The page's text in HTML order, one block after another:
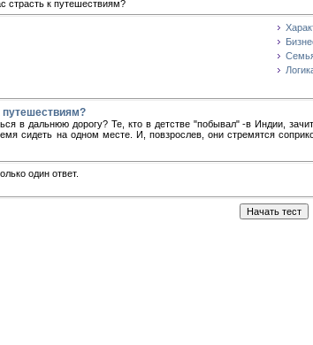
страсть к путешествиям?
путешествиям?
в дальнюю дорогу? Те, кто в детстве "побывал" -в Индии,
сидеть на одном месте. И, повзрослев, они стремятся
один ответ.